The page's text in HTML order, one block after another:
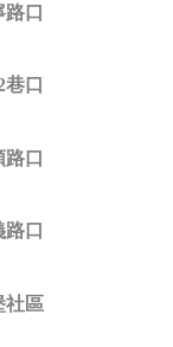
口
巷口
口
口
社區